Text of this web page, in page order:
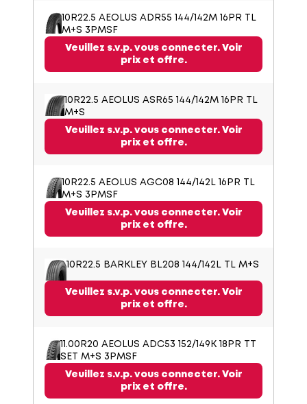
10R22.5 AEOLUS ADR55 144/142M 16PR TL
M+S 3PMSF
Veuillez s.v.p. vous connecter. Voir
prix et offre.
10R22.5 AEOLUS ASR65 144/142M 16PR TL
M+S
Veuillez s.v.p. vous connecter. Voir
prix et offre.
10R22.5 AEOLUS AGC08 144/142L 16PR TL
M+S 3PMSF
Veuillez s.v.p. vous connecter. Voir
prix et offre.
10R22.5 BARKLEY BL208 144/142L TL M+S
Veuillez s.v.p. vous connecter. Voir
prix et offre.
11.00R20 AEOLUS ADC53 152/149K 18PR TT
SET M+S 3PMSF
Veuillez s.v.p. vous connecter. Voir
prix et offre.